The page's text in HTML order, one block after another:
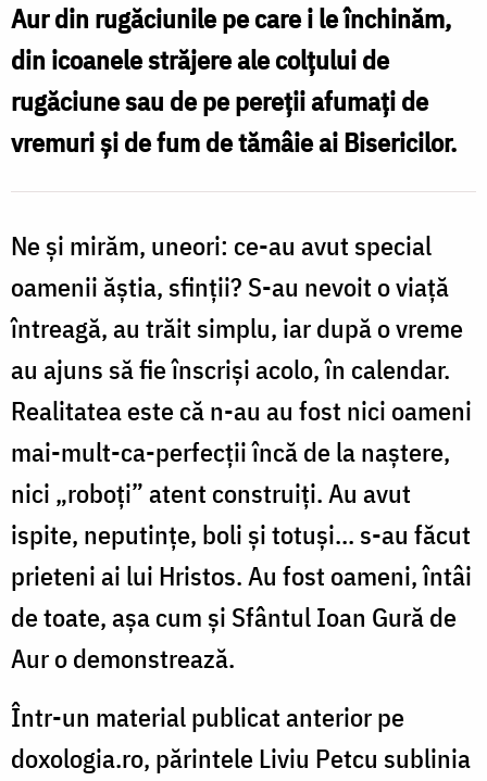
în
realitate?
/
Foto:
Ștefan
Aur din rugăciunile pe care i le închinăm,
din icoanele străjere ale colțului de
rugăciune sau de pe pereții afumați de
vremuri și de fum de tămâie ai Bisericilor.
Ne și mirăm, uneori: ce-au avut special
oamenii ăștia, sfinții? S-au nevoit o viață
întreagă, au trăit simplu, iar după o vreme
au ajuns să fie înscriși acolo, în calendar.
Realitatea este că n-au au fost nici oameni
mai-mult-ca-perfecții încă de la naștere,
nici „roboți” atent construiți. Au avut
ispite, neputințe, boli și totuși... s-au făcut
prieteni ai lui Hristos. Au fost oameni, întâi
de toate, așa cum și Sfântul Ioan Gură de
Aur o demonstrează.
Într-un material publicat anterior pe
doxologia.ro, părintele Liviu Petcu sublinia